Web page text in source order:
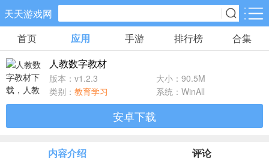
天天游戏网
手游分类 应用分类
卡牌回合
71款手游
角色扮演
202款手游
飞行射击
首页 应用 手游 排行榜 合集
人教数字教材
版本：v1.2.3
大小：90.5M
类别： 教育学习 系统：WinAll
安卓下载
内容介绍 评论